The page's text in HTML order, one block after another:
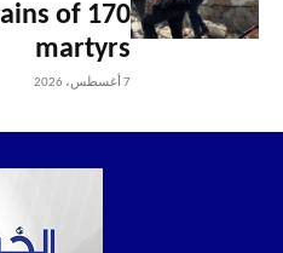
of 170
martyrs
7 أغسطس، 2026